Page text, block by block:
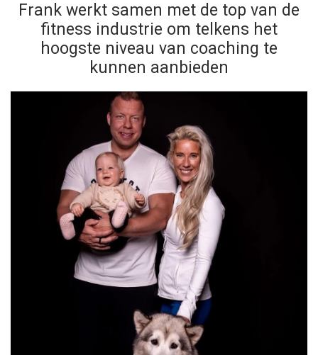
Frank werkt samen met de top van de
fitness industrie om telkens het
hoogste niveau van coaching te
kunnen aanbieden